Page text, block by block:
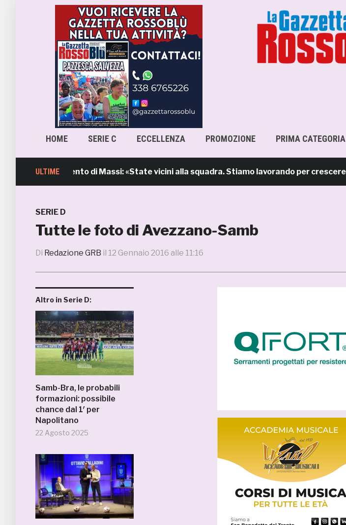
HOME SERIE C ECCELLENZA PROMOZIONE PRIMA CATEGORIA
ULTIME
l’intervento di Massi: «State vicini alla squadra. Stiamo lavorando per crescere»
SERIE D
Tutte le foto di Avezzano-Samb
Di Redazione GRB il 12 Gennaio 2016 alle 11:16
Altro in Serie D:
Samb-Bra, le probabili
formazioni: possibile
chance dal 1′ per
Napolitano
22 Agosto 2025